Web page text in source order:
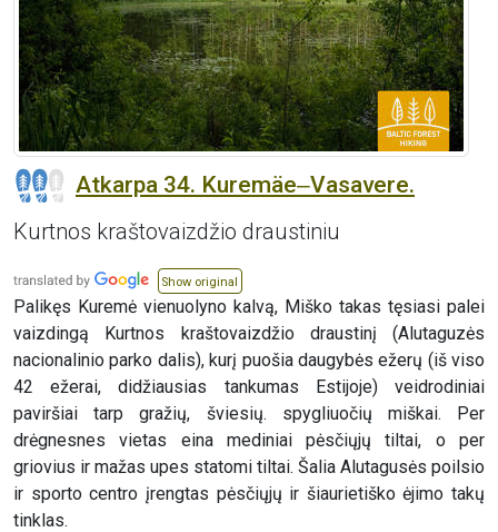
Atkarpa 34. Kuremäe‒Vasavere.
Kurtnos kraštovaizdžio draustiniu
Show original
Palikęs Kuremė vienuolyno kalvą, Miško takas tęsiasi palei
vaizdingą Kurtnos kraštovaizdžio draustinį (Alutaguzės
nacionalinio parko dalis), kurį puošia daugybės ežerų (iš viso
42 ežerai, didžiausias tankumas Estijoje) veidrodiniai
paviršiai tarp gražių, šviesių. spygliuočių miškai. Per
drėgnesnes vietas eina mediniai pėsčiųjų tiltai, o per
griovius ir mažas upes statomi tiltai. Šalia Alutagusės poilsio
ir sporto centro įrengtas pėsčiųjų ir šiaurietiško ėjimo takų
tinklas.